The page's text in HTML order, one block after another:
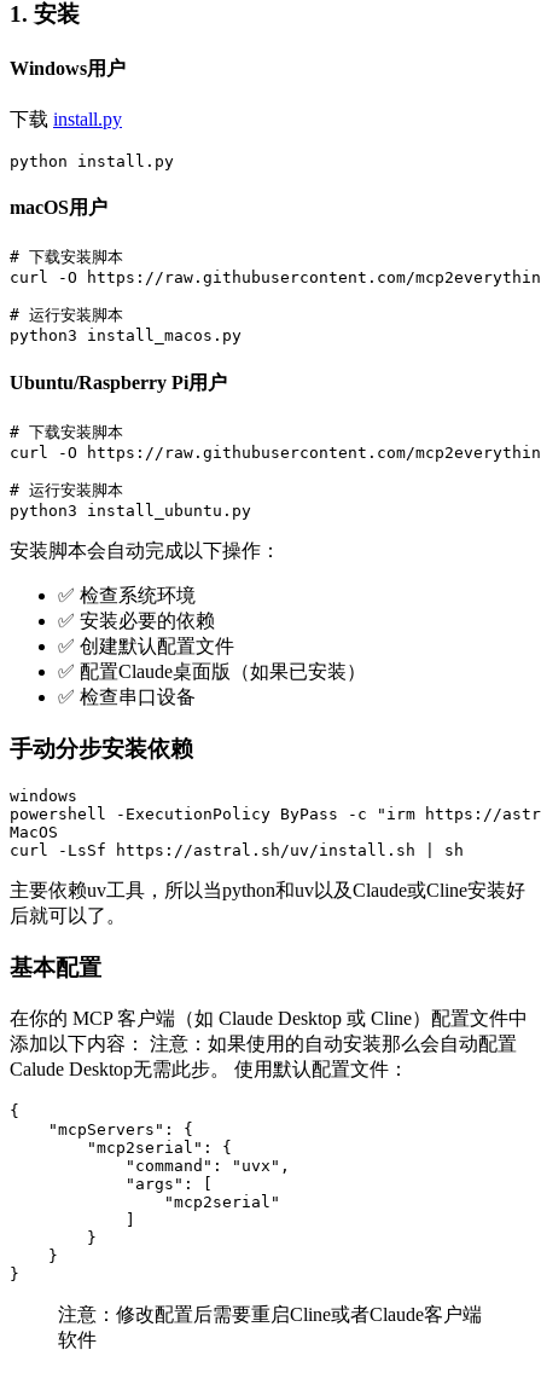
1. 安装
Windows用户
下载 install.py
macOS用户
# 下载安装脚本
curl -O https://raw.githubusercontent.com/
# 运行安装脚本
Ubuntu/Raspberry Pi用户
# 下载安装脚本
curl -O https://raw.githubusercontent.com/
# 运行安装脚本
安装脚本会自动完成以下操作：
✅ 检查系统环境
✅ 安装必要的依赖
✅ 创建默认配置文件
✅ 配置Claude桌面版（如果已安装）
✅ 检查串口设备
手动分步安装依赖
windows
powershell -ExecutionPolicy ByPass -c "irm https://
MacOS
主要依赖uv工具，所以当python和uv以及Claude或Cline安装好
后就可以了。
基本配置
在你的 MCP 客户端（如 Claude Desktop 或 Cline）配置文件中
添加以下内容： 注意：如果使用的自动安装那么会自动配置
Calude Desktop无需此步。 使用默认配置文件：
{
    "mcpServers": {
        "mcp2serial": {
            "command": "uvx",
            "args": [
                "mcp2serial"
        }
    }
注意：修改配置后需要重启Cline或者Claude客户端
软件